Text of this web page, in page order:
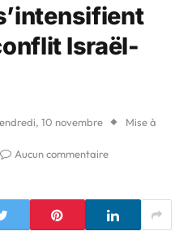
Israël-
10 novembre Mise à
Aucun commentaire